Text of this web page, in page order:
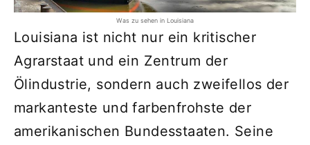
Was zu sehen in Louisiana
Louisiana ist nicht nur ein kritischer
Agrarstaat und ein Zentrum der
Ölindustrie, sondern auch zweifellos der
markanteste und farbenfrohste der
amerikanischen Bundesstaaten. Seine